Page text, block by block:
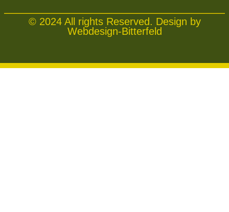
© 2024 All rights Reserved. Design by
Webdesign-Bitterfeld